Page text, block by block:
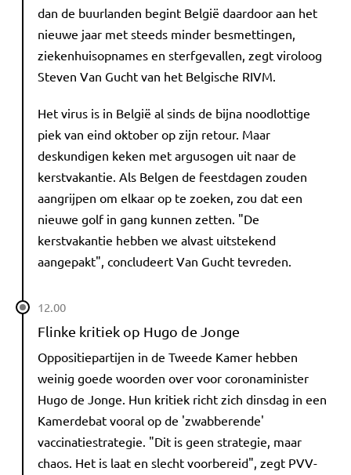
dan de buurlanden begint België daardoor aan het
nieuwe jaar met steeds minder besmettingen,
ziekenhuisopnames en sterfgevallen, zegt viroloog
Steven Van Gucht van het Belgische RIVM.
Het virus is in België al sinds de bijna noodlottige
piek van eind oktober op zijn retour. Maar
deskundigen keken met argusogen uit naar de
kerstvakantie. Als Belgen de feestdagen zouden
aangrijpen om elkaar op te zoeken, zou dat een
nieuwe golf in gang kunnen zetten. "De
kerstvakantie hebben we alvast uitstekend
aangepakt", concludeert Van Gucht tevreden.
12.00
Flinke kritiek op Hugo de Jonge
Oppositiepartijen in de Tweede Kamer hebben
weinig goede woorden over voor coronaminister
Hugo de Jonge. Hun kritiek richt zich dinsdag in een
Kamerdebat vooral op de 'zwabberende'
vaccinatiestrategie. "Dit is geen strategie, maar
chaos. Het is laat en slecht voorbereid", zegt PVV-